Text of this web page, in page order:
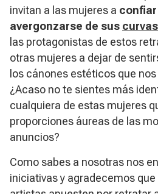
invitan a las mujeres a confiar
avergonzarse de sus curvas
las protagonistas de estos
otras mujeres a dejar de
los cánones estéticos que
¿Acaso no te sientes más
cualquiera de estas mujeres
proporciones áureas de las
anuncios?
Como sabes a nosotras nos
iniciativas y agradecemos